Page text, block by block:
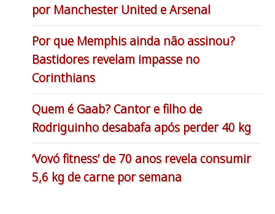
por Manchester United e Arsenal
Por que Memphis ainda não assinou?
Bastidores revelam impasse no
Corinthians
Quem é Gaab? Cantor e filho de
Rodriguinho desabafa após perder 40 kg
‘Vovó fitness’ de 70 anos revela consumir
5,6 kg de carne por semana